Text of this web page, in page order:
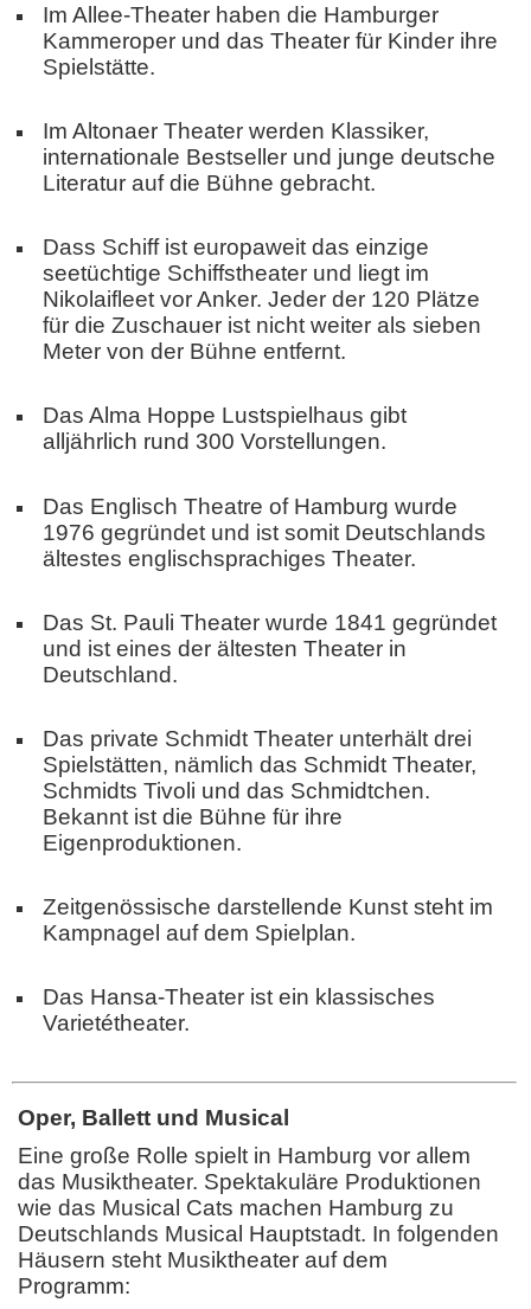
Im Allee-Theater haben die Hamburger
Kammeroper und das Theater für Kinder ihre
Spielstätte.
Im Altonaer Theater werden Klassiker,
internationale Bestseller und junge deutsche
Literatur auf die Bühne gebracht.
Dass Schiff ist europaweit das einzige
seetüchtige Schiffstheater und liegt im
Nikolaifleet vor Anker. Jeder der 120 Plätze
für die Zuschauer ist nicht weiter als sieben
Meter von der Bühne entfernt.
Das Alma Hoppe Lustspielhaus gibt
alljährlich rund 300 Vorstellungen.
Das Englisch Theatre of Hamburg wurde
1976 gegründet und ist somit Deutschlands
ältestes englischsprachiges Theater.
Das St. Pauli Theater wurde 1841 gegründet
und ist eines der ältesten Theater in
Deutschland.
Das private Schmidt Theater unterhält drei
Spielstätten, nämlich das Schmidt Theater,
Schmidts Tivoli und das Schmidtchen.
Bekannt ist die Bühne für ihre
Eigenproduktionen.
Zeitgenössische darstellende Kunst steht im
Kampnagel auf dem Spielplan.
Das Hansa-Theater ist ein klassisches
Varietétheater.
Oper, Ballett und Musical
Eine große Rolle spielt in Hamburg vor allem
das Musiktheater. Spektakuläre Produktionen
wie das Musical Cats machen Hamburg zu
Deutschlands Musical Hauptstadt. In folgenden
Häusern steht Musiktheater auf dem
Programm: